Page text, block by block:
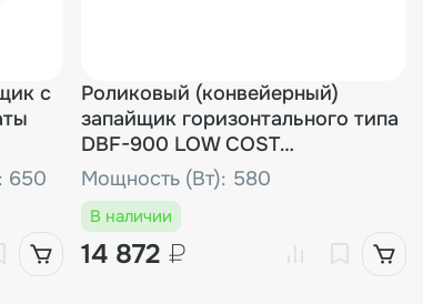
с
650
Роликовый (конвейерный)
запайщик горизонтального типа
DBF-900 LOW COST
(Выставочный образец)
Мощность (Вт): 580
В наличии
14 872 ₽